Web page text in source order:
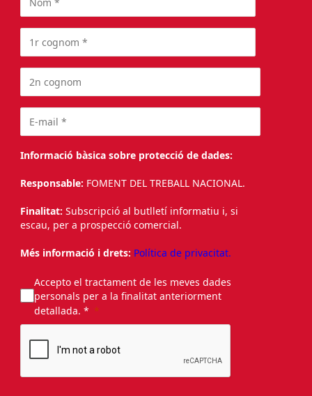
Informació bàsica sobre protecció de dades:
Responsable: FOMENT DEL TREBALL NACIONAL.
Finalitat: Subscripció al butlletí informatiu i, si
escau, per a prospecció comercial.
Més informació i drets: Política de privacitat.
Accepto el tractament de les meves dades
personals per a la finalitat anteriorment
detallada. *